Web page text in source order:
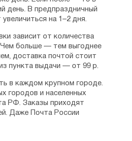
день. В предпраздничный
на 1–2 дня.
зависит от количества
Чем больше — тем выгоднее
доставка почтой стоит
пункта выдачи — от 99 р.
в каждом крупном городе.
городов и населенных
РФ. Заказы приходят
Даже Почта России